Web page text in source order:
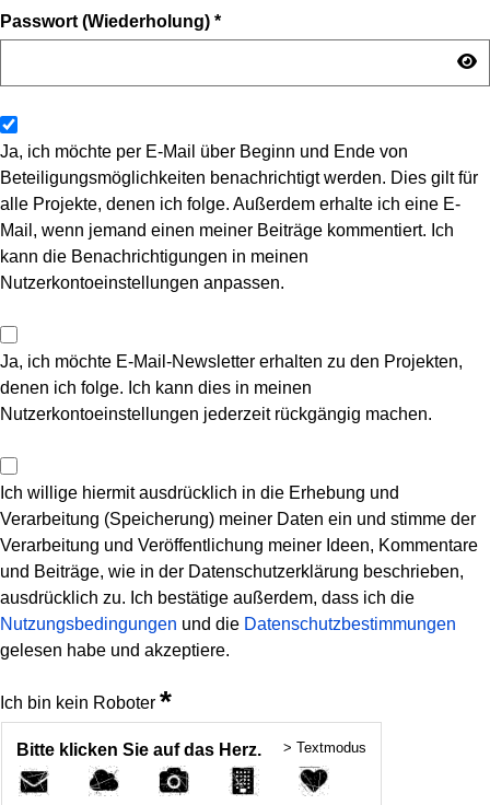
Passwort (Wiederholung) *
Ja, ich möchte per E-Mail über Beginn und Ende von
Beteiligungsmöglichkeiten benachrichtigt werden. Dies gilt für
alle Projekte, denen ich folge. Außerdem erhalte ich eine E-
Mail, wenn jemand einen meiner Beiträge kommentiert. Ich
kann die Benachrichtigungen in meinen
Nutzerkontoeinstellungen anpassen.
Ja, ich möchte E-Mail-Newsletter erhalten zu den Projekten,
denen ich folge. Ich kann dies in meinen
Nutzerkontoeinstellungen jederzeit rückgängig machen.
Ich willige hiermit ausdrücklich in die Erhebung und
Verarbeitung (Speicherung) meiner Daten ein und stimme der
Verarbeitung und Veröffentlichung meiner Ideen, Kommentare
und Beiträge, wie in der Datenschutzerklärung beschrieben,
ausdrücklich zu. Ich bestätige außerdem, dass ich die
Nutzungsbedingungen und die Datenschutzbestimmungen
gelesen habe und akzeptiere.
Ich bin kein Roboter *
Bitte klicken Sie auf das Herz. > Textmodus